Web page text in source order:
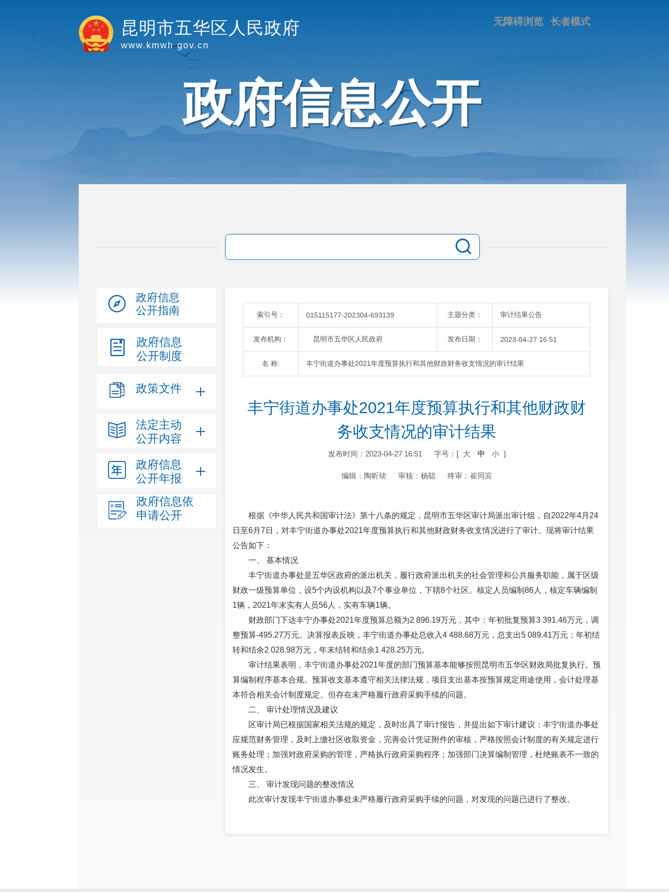
昆明市五华区人民政府
www.kmwh.gov.cn
长者模式
无障碍浏览
政府信息公开
政府信息
公开指南
政府信息
公开制度
政策文件
法定主动
公开内容
政府信息
公开年报
政府信息依
申请公开
索引号： 015115177-202304-693139 主题分类： 审计结果公告
发布机构： 昆明市五华区人民政府 发布日期： 2023-04-27 16:51
名 称: 丰宁街道办事处2021年度预算执行和其他财政财务收支情况的审计结果
丰宁街道办事处2021年度预算执行和其他财政财
务收支情况的审计结果
发布时间：2023-04-27 16:51 字号：[ 大 中 小 ]
编辑：陶昕琰 审核：杨聪 终审：崔同宾
根据《中华人民共和国审计法》第十八条的规定，昆明市五华区审计局派出审计组，自2022年4月24
日至6月7日，对丰宁街道办事处2021年度预算执行和其他财政财务收支情况进行了审计。现将审计结果
公告如下：
一、 基本情况
丰宁街道办事处是五华区政府的派出机关，履行政府派出机关的社会管理和公共服务职能，属于区级
财政一级预算单位，设5个内设机构以及7个事业单位，下辖8个社区。核定人员编制86人，核定车辆编制
1辆，2021年末实有人员56人，实有车辆1辆。
财政部门下达丰宁办事处2021年度预算总额为2 896.19万元，其中：年初批复预算3 391.46万元，调
整预算-495.27万元。决算报表反映，丰宁街道办事处总收入4 488.68万元，总支出5 089.41万元；年初结
转和结余2 028.98万元，年末结转和结余1 428.25万元。
审计结果表明，丰宁街道办事处2021年度的部门预算基本能够按照昆明市五华区财政局批复执行。预
算编制程序基本合规。预算收支基本遵守相关法律法规，项目支出基本按预算规定用途使用，会计处理基
本符合相关会计制度规定。但存在未严格履行政府采购手续的问题。
二、 审计处理情况及建议
区审计局已根据国家相关法规的规定，及时出具了审计报告，并提出如下审计建议：丰宁街道办事处
应规范财务管理，及时上缴社区收取资金，完善会计凭证附件的审核，严格按照会计制度的有关规定进行
账务处理；加强对政府采购的管理，严格执行政府采购程序；加强部门决算编制管理，杜绝账表不一致的
情况发生。
三、 审计发现问题的整改情况
此次审计发现丰宁街道办事处未严格履行政府采购手续的问题，对发现的问题已进行了整改。